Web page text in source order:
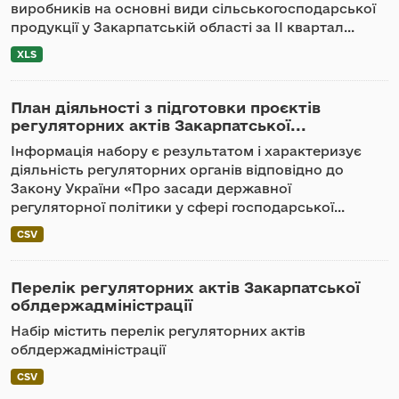
виробників на основні види сільськогосподарської
продукції у Закарпатській області за ІІ квартал...
XLS
План діяльності з підготовки проєктів
регуляторних актів Закарпатської...
Інформація набору є результатом і характеризує
діяльність регуляторних органів відповідно до
Закону України «Про засади державної
регуляторної політики у сфері господарської...
CSV
Перелік регуляторних актів Закарпатської
облдержадміністрації
Набір містить перелік регуляторних актів
облдержадміністрації
CSV